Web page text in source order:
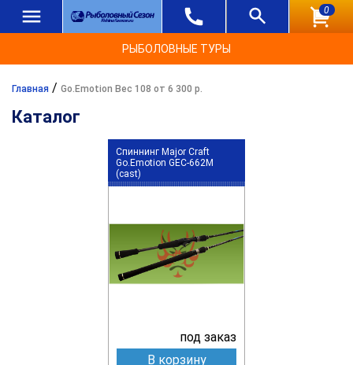
0
РЫБОЛОВНЫЕ ТУРЫ
Главная / Go.Emotion Вес 108 от 6 300 р.
Каталог
Спиннинг Major Craft
Go.Emotion GEC-662M
(cast)
под заказ
В корзину